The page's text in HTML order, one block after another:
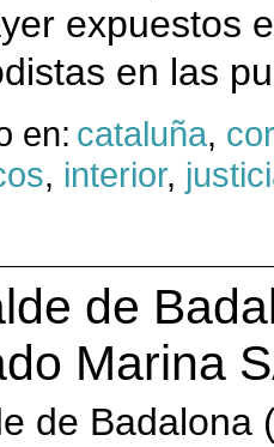
expuestos
en las
en: cataluña,
, interior,
de
Marina
de Badalona